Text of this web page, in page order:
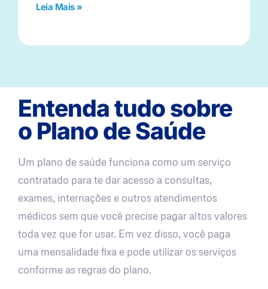
Leia Mais »
Entenda tudo sobre
o Plano de Saúde
Um plano de saúde funciona como um serviço
contratado para te dar acesso a consultas,
exames, internações e outros atendimentos
médicos sem que você precise pagar altos valores
toda vez que for usar. Em vez disso, você paga
uma mensalidade fixa e pode utilizar os serviços
conforme as regras do plano.